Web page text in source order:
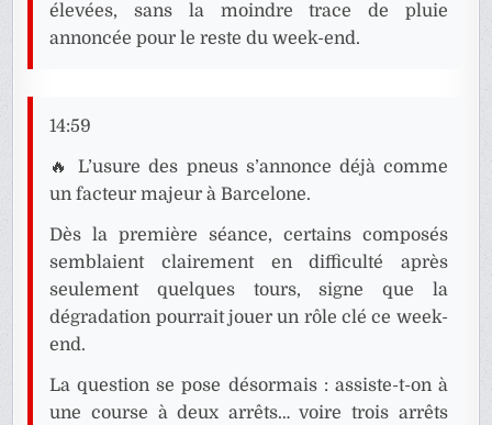
élevées, sans la moindre trace de pluie
annoncée pour le reste du week-end.
14:59
🔥 L’usure des pneus s’annonce déjà comme
un facteur majeur à Barcelone.
Dès la première séance, certains composés
semblaient clairement en difficulté après
seulement quelques tours, signe que la
dégradation pourrait jouer un rôle clé ce week-
end.
La question se pose désormais : assiste-t-on à
une course à deux arrêts… voire trois arrêts